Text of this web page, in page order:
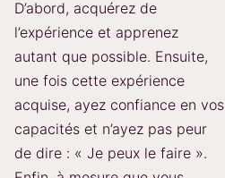
D’abord, acquérez de
l’expérience et apprenez
autant que possible. Ensuite,
une fois cette expérience
acquise, ayez confiance en vos
capacités et n’ayez pas peur
de dire : « Je peux le faire ».